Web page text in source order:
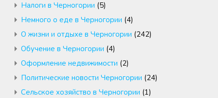
Налоги в Черногории (5)
Немного о еде в Черногории (4)
О жизни и отдыхе в Черногории (242)
Обучение в Черногории (4)
Оформление недвижимости (2)
Политические новости Черногории (24)
Сельское хозяйство в Черногории (1)